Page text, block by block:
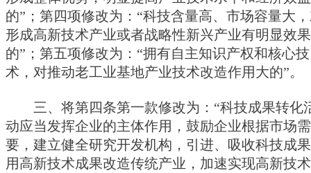
的”；第四项修改为：“科技含量高、市场容量大
形成高新技术产业或者战略性新兴产业有明显效果
的”；第五项修改为：“拥有自主知识产权和核心技
术，对推动老工业基地产业技术改造作用大的”。
三、将第四条第一款修改为：“科技成果转化
动应当发挥企业的主体作用，鼓励企业根据市场需
要，建立健全研究开发机构，引进、吸收科技成
用高新技术成果改造传统产业，加速实现高新技